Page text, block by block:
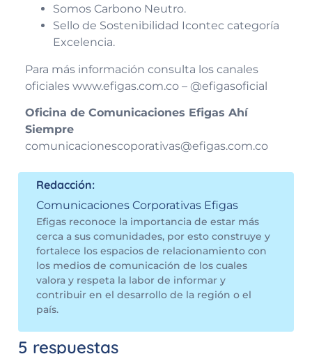
Somos Carbono Neutro.
Sello de Sostenibilidad Icontec categoría
Excelencia.
Para más información consulta los canales
oficiales www.efigas.com.co – @efigasoficial
Oficina de Comunicaciones Efigas Ahí
Siempre
comunicacionescoporativas@efigas.com.co
Redacción:
Comunicaciones Corporativas Efigas
Efigas reconoce la importancia de estar más
cerca a sus comunidades, por esto construye y
fortalece los espacios de relacionamiento con
los medios de comunicación de los cuales
valora y respeta la labor de informar y
contribuir en el desarrollo de la región o el
país.
5 respuestas